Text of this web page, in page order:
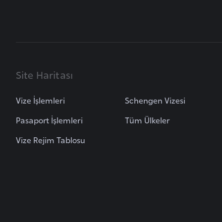
Site Haritası
Vize İşlemleri
Pasaport İşlemleri
Vize Rejim Tablosu
Schengen Vizesi
Tüm Ülkeler
a
i
s
t
a